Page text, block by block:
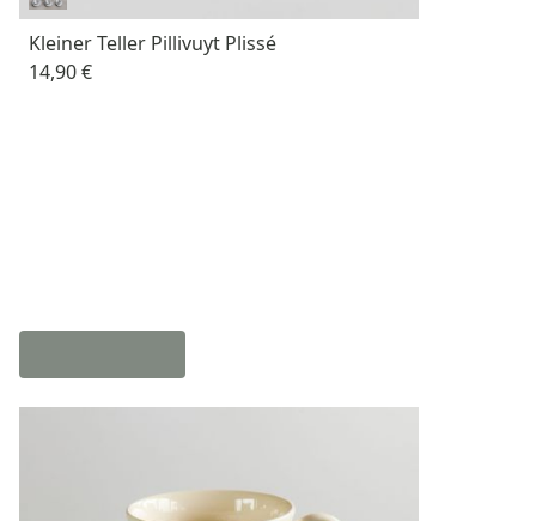
Kleiner Teller Pillivuyt Plissé
14,90 €